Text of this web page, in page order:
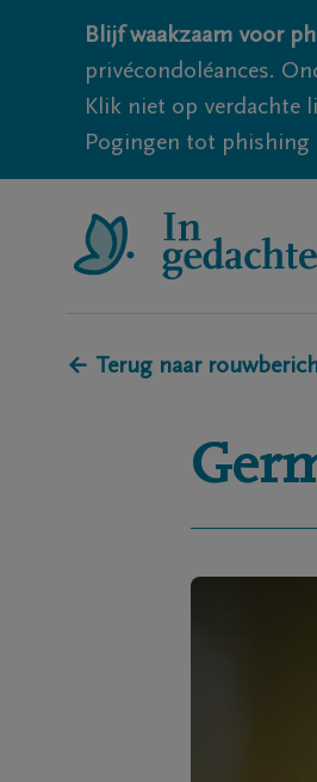
Blijf waakzaam voor
privécondoléances.
Klik niet op verdachte
Pogingen tot phishing
← Terug naar